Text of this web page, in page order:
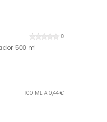
0
500 ml
100 ML. A 0,44 €